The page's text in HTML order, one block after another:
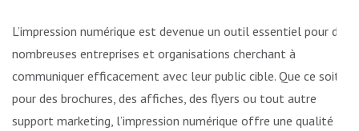
L’impression numérique est devenue un outil essentiel pour de
nombreuses entreprises et organisations cherchant à
communiquer efficacement avec leur public cible. Que ce soit
pour des brochures, des affiches, des flyers ou tout autre
support marketing, l’impression numérique offre une qualité